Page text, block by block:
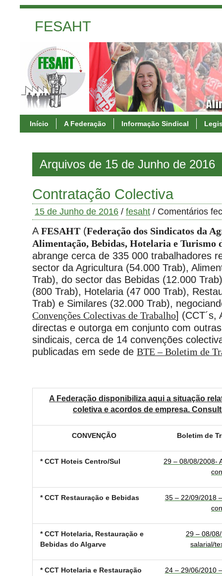
FESAHT
Início A Federação Informação Sindical
Arquivos de 15 de Junho de 2016
Contratação Colectiva
15 de Junho de 2016 / fesaht / Comentários
A FESAHT (Federação dos Sindicatos da
Alimentação, Bebidas, Hotelaria e Turismo
abrange cerca de 335 000 trabalhadores
sector da Agricultura (54.000 Trab),
Trab), do sector das Bebidas (12.000
(800 Trab), Hotelaria (47 000 Trab),
Trab) e Similares (32.000 Trab),
Convenções Colectivas de Trabalho] (CCT´s,
directas e outorga em conjunto com
sindicais, cerca de 14 convenções
publicadas em sede de BTE – Boletim de
A Federação disponibiliza aqui a situação
coletiva e acordos de empresa.
CONVENÇÃO Boletim de
* CCT Hoteis Centro/Sul
29 – 08/08/2008-
* CCT Restauração e Bebidas
35 – 22/09/2018
* CCT Hotelaria, Restauração e
Bebidas do Algarve
29 – 08/
salarial/
* CCT Hotelaria e Restauração
24 – 29/06/2010